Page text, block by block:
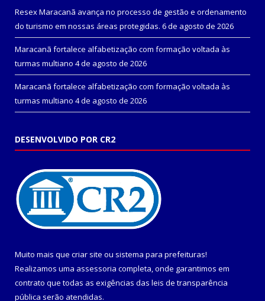
Resex Maracanã avança no processo de gestão e ordenamento
do turismo em nossas áreas protegidas. 6 de agosto de 2026
Maracanã fortalece alfabetização com formação voltada às
turmas multiano 4 de agosto de 2026
Maracanã fortalece alfabetização com formação voltada às
turmas multiano 4 de agosto de 2026
DESENVOLVIDO POR CR2
Muito mais que criar site ou sistema para prefeituras!
Realizamos uma assessoria completa, onde garantimos em
contrato que todas as exigências das leis de transparência
pública serão atendidas.